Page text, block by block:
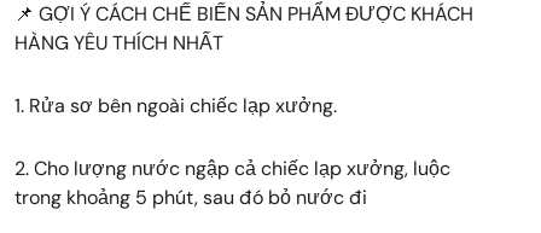
📌 GỢI Ý CÁCH CHẾ BIẾN SẢN PHẨM ĐƯỢC KHÁCH
HÀNG YÊU THÍCH NHẤT
1. Rửa sơ bên ngoài chiếc lạp xưởng.
2. Cho lượng nước ngập cả chiếc lạp xưởng, luộc
trong khoảng 5 phút, sau đó bỏ nước đi